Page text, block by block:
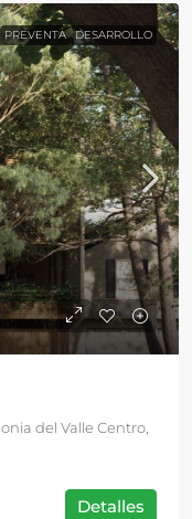
PREVENTA DESARROLLO
del Valle Centro,
Detalles